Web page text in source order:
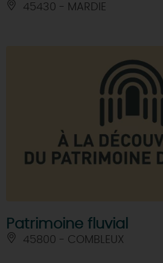
45430 - MARDIE
Patrimoine fluvial
45800 - COMBLEUX